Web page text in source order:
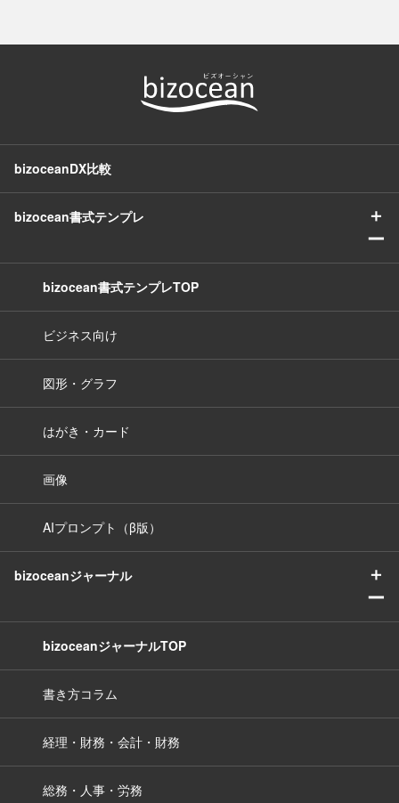
bizoceanDX比較
bizocean書式テンプレ
＋
ー
bizocean書式テンプレTOP
ビジネス向け
図形・グラフ
はがき・カード
画像
AIプロンプト（β版）
bizoceanジャーナル
＋
ー
bizoceanジャーナルTOP
書き方コラム
経理・財務・会計・財務
総務・人事・労務